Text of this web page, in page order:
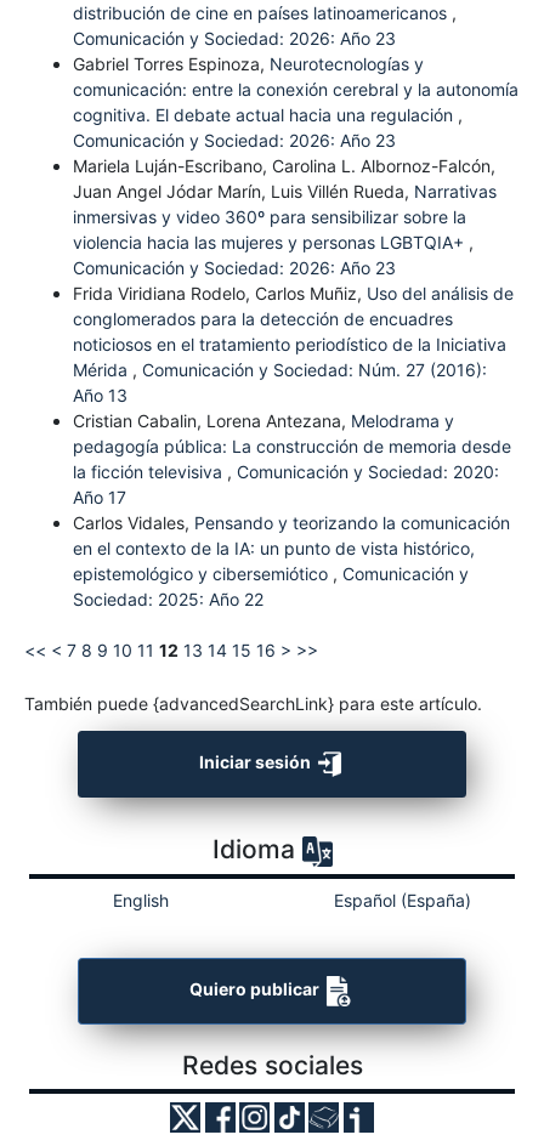
distribución de cine en países latinoamericanos ,
Comunicación y Sociedad: 2026: Año 23
Gabriel Torres Espinoza, Neurotecnologías y
comunicación: entre la conexión cerebral y la autonomía
cognitiva. El debate actual hacia una regulación ,
Comunicación y Sociedad: 2026: Año 23
Mariela Luján-Escribano, Carolina L. Albornoz-Falcón,
Juan Angel Jódar Marín, Luis Villén Rueda, Narrativas
inmersivas y video 360º para sensibilizar sobre la
violencia hacia las mujeres y personas LGBTQIA+ ,
Comunicación y Sociedad: 2026: Año 23
Frida Viridiana Rodelo, Carlos Muñiz, Uso del análisis de
conglomerados para la detección de encuadres
noticiosos en el tratamiento periodístico de la Iniciativa
Mérida , Comunicación y Sociedad: Núm. 27 (2016):
Año 13
Cristian Cabalin, Lorena Antezana, Melodrama y
pedagogía pública: La construcción de memoria desde
la ficción televisiva , Comunicación y Sociedad: 2020:
Año 17
Carlos Vidales, Pensando y teorizando la comunicación
en el contexto de la IA: un punto de vista histórico,
epistemológico y cibersemiótico , Comunicación y
Sociedad: 2025: Año 22
<< < 7 8 9 10 11 12 13 14 15 16 > >>
También puede {advancedSearchLink} para este artículo.
Iniciar sesión
Idioma
English Español (España)
Quiero publicar
Redes sociales